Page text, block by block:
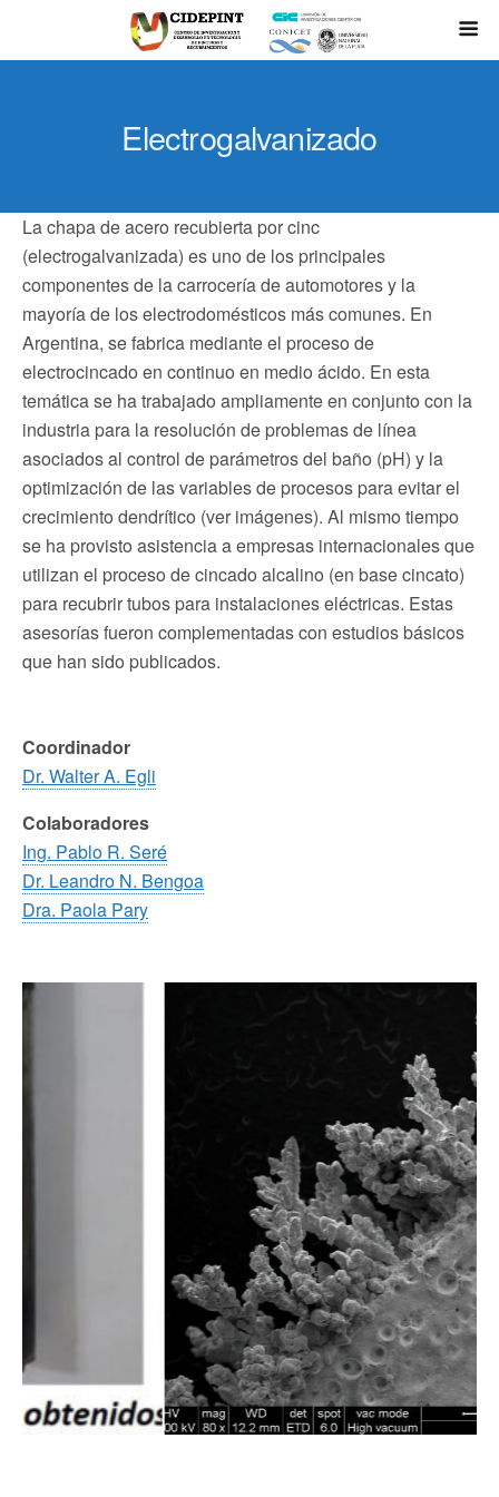
Electrogalvanizado
La chapa de acero recubierta por cinc
(electrogalvanizada) es uno de los principales
componentes de la carrocería de automotores y la
mayoría de los electrodomésticos más comunes. En
Argentina, se fabrica mediante el proceso de
electrocincado en continuo en medio ácido. En esta
temática se ha trabajado ampliamente en conjunto con la
industria para la resolución de problemas de línea
asociados al control de parámetros del baño (pH) y la
optimización de las variables de procesos para evitar el
crecimiento dendrítico (ver imágenes). Al mismo tiempo
se ha provisto asistencia a empresas internacionales que
utilizan el proceso de cincado alcalino (en base cincato)
para recubrir tubos para instalaciones eléctricas. Estas
asesorías fueron complementadas con estudios básicos
que han sido publicados.
Coordinador
Dr. Walter A. Egli
Colaboradores
Ing. Pablo R. Seré
Dr. Leandro N. Bengoa
Dra. Paola Pary